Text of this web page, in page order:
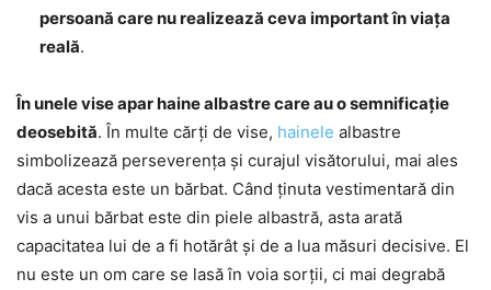
persoană care nu realizează ceva important în viața
reală.
În unele vise apar haine albastre care au o semnificație
deosebită. În multe cărți de vise, hainele albastre
simbolizează perseverența și curajul visătorului, mai ales
dacă acesta este un bărbat. Când ținuta vestimentară din
vis a unui bărbat este din piele albastră, asta arată
capacitatea lui de a fi hotărât și de a lua măsuri decisive. El
nu este un om care se lasă în voia sorții, ci mai degrabă